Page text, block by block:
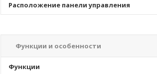
Расположение панели управления
Функции и особенности
Функции